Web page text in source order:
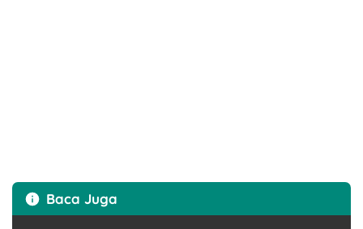
Baca Juga